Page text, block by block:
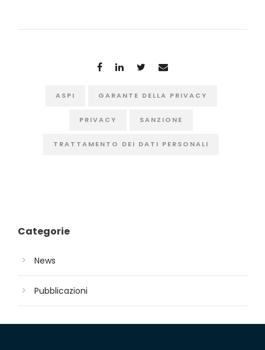
ASPI GARANTE DELLA PRIVACY
PRIVACY SANZIONE
TRATTAMENTO DEI DATI PERSONALI
Categorie
News
Pubblicazioni